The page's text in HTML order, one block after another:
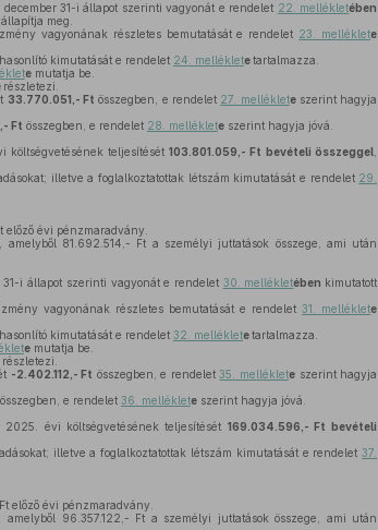
31-i állapot szerinti vagyonát e rendelet 22. mellékletében
állapítja meg.
vagyonának részletes bemutatását e rendelet 23. melléklete
kimutatását e rendelet 24. mellékletetartalmazza.
emutatja be.
részletezi.
33.770.051,- Ft összegben, e rendelet 27. mellékleteszerint hagyja
Ft összegben, e rendelet 28. mellékleteszerint hagyja jóvá.
költségvetésének teljesítését 103.801.059,- Ft bevételi összeggel
illetve a foglalkoztatottak létszám kimutatását e rendelet 29.
évi pénzmaradvány.
81.692.514,- Ft a személyi juttatások összege, ami után
31-i állapot szerinti vagyonát e rendelet 30. mellékletében kimutatott
vagyonának részletes bemutatását e rendelet31. melléklete
kimutatását e rendelet 32. mellékletetartalmazza.
emutatja be.
részletezi.
-2.402.112,- Ft összegben, e rendelet35. melléklete szerint hagyja
összegben, e rendelet 36. mellékleteszerint hagyja jóvá.
2025. évi költségvetésének teljesítését 169.034.596,- Ft bevételi
illetve a foglalkoztatottak létszám kimutatását e rendelet37.
előző évi pénzmaradvány.
96.357.122,- Ft a személyi juttatások összege, ami után